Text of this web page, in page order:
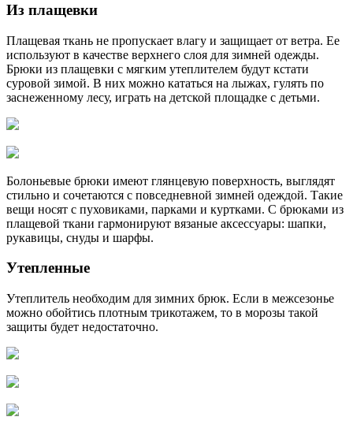
Из плащевки
Плащевая ткань не пропускает влагу и защищает от ветра. Ее
используют в качестве верхнего слоя для зимней одежды.
Брюки из плащевки с мягким утеплителем будут кстати
суровой зимой. В них можно кататься на лыжах, гулять по
заснеженному лесу, играть на детской площадке с детьми.
Болоньевые брюки имеют глянцевую поверхность, выглядят
стильно и сочетаются с повседневной зимней одеждой. Такие
вещи носят с пуховиками, парками и куртками. С брюками из
плащевой ткани гармонируют вязаные аксессуары: шапки,
рукавицы, снуды и шарфы.
Утепленные
Утеплитель необходим для зимних брюк. Если в межсезонье
можно обойтись плотным трикотажем, то в морозы такой
защиты будет недостаточно.